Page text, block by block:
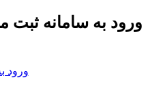
ورود به سامانه ثبت
ورود